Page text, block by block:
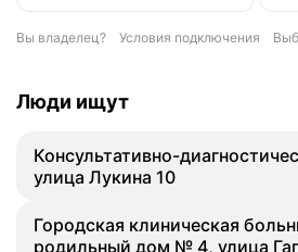
Вы владелец? Условия подключения
Люди ищут
Консультативно-
улица Лукина 10
Городская клиническая
родильный дом № 4, улица